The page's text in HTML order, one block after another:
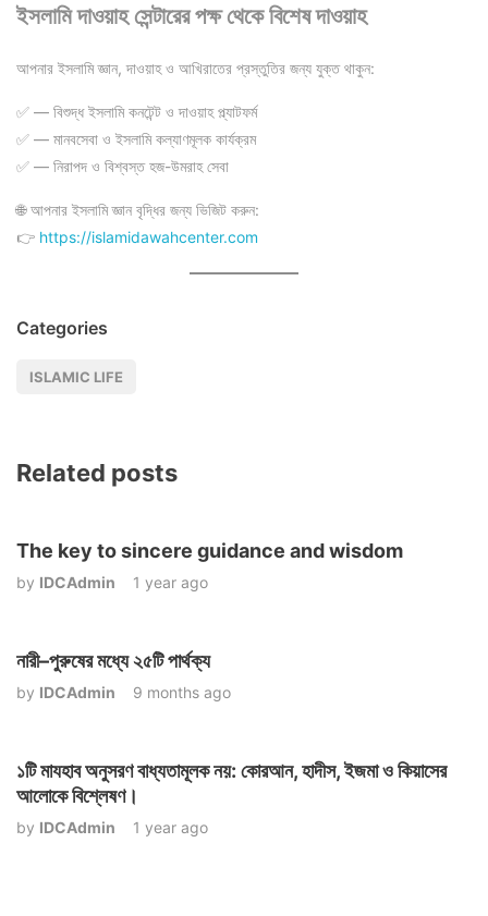
ইসলামি দাওয়াহ সেন্টারের পক্ষ থেকে বিশেষ দাওয়াহ
আপনার ইসলামি জ্ঞান, দাওয়াহ ও আখিরাতের প্রস্তুতির জন্য যুক্ত থাকুন:
✅ — বিশুদ্ধ ইসলামি কনটেন্ট ও দাওয়াহ প্ল্যাটফর্ম
✅ — মানবসেবা ও ইসলামি কল্যাণমূলক কার্যক্রম
✅ — নিরাপদ ও বিশ্বস্ত হজ-উমরাহ সেবা
🌐 আপনার ইসলামি জ্ঞান বৃদ্ধির জন্য ভিজিট করুন:
👉 https://islamidawahcenter.com
Categories
ISLAMIC LIFE
Related posts
The key to sincere guidance and wisdom
by IDCAdmin 1 year ago
নারী–পুরুষের মধ্যে ২৫টি পার্থক্য
by IDCAdmin 9 months ago
১টি মাযহাব অনুসরণ বাধ্যতামূলক নয়: কোরআন, হাদীস, ইজমা ও কিয়াসের
আলোকে বিশ্লেষণ।
by IDCAdmin 1 year ago